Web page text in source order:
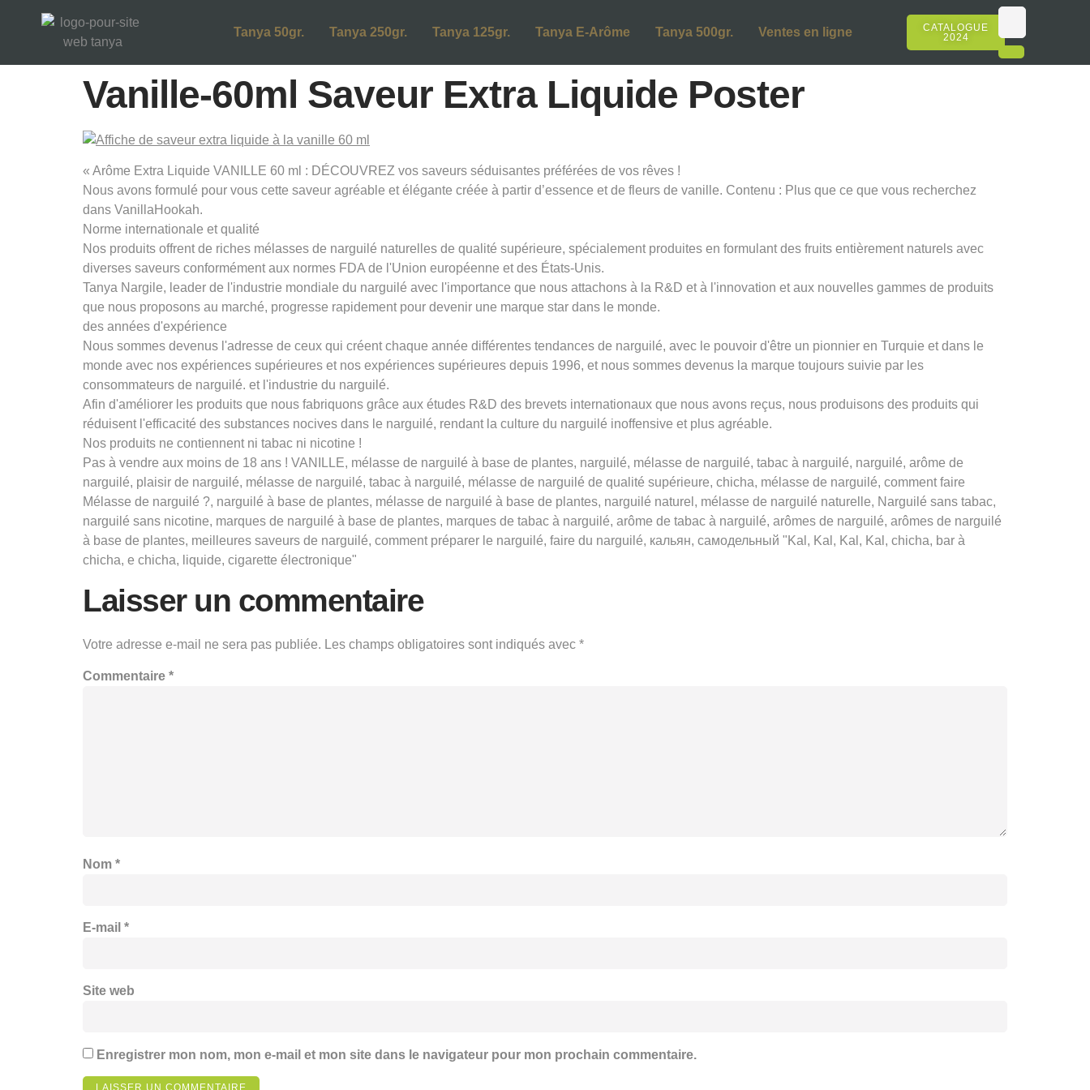
Tanya 50gr. Tanya 250gr. Tanya 125gr. Tanya E-Arôme Tanya 500gr. Ventes en ligne
CATALOGUE
2024
Vanille-60ml Saveur Extra Liquide Poster
« Arôme Extra Liquide VANILLE 60 ml : DÉCOUVREZ vos saveurs séduisantes préférées de vos rêves !
Nous avons formulé pour vous cette saveur agréable et élégante créée à partir d’essence et de fleurs de vanille. Contenu : Plus que ce que vous recherchez
dans VanillaHookah.
Norme internationale et qualité
Nos produits offrent de riches mélasses de narguilé naturelles de qualité supérieure, spécialement produites en formulant des fruits entièrement naturels avec
diverses saveurs conformément aux normes FDA de l'Union européenne et des États-Unis.
Tanya Nargile, leader de l'industrie mondiale du narguilé avec l'importance que nous attachons à la R&D et à l'innovation et aux nouvelles gammes de produits
que nous proposons au marché, progresse rapidement pour devenir une marque star dans le monde.
des années d'expérience
Nous sommes devenus l'adresse de ceux qui créent chaque année différentes tendances de narguilé, avec le pouvoir d'être un pionnier en Turquie et dans le
monde avec nos expériences supérieures et nos expériences supérieures depuis 1996, et nous sommes devenus la marque toujours suivie par les
consommateurs de narguilé. et l'industrie du narguilé.
Afin d'améliorer les produits que nous fabriquons grâce aux études R&D des brevets internationaux que nous avons reçus, nous produisons des produits qui
réduisent l'efficacité des substances nocives dans le narguilé, rendant la culture du narguilé inoffensive et plus agréable.
Nos produits ne contiennent ni tabac ni nicotine !
Pas à vendre aux moins de 18 ans ! VANILLE, mélasse de narguilé à base de plantes, narguilé, mélasse de narguilé, tabac à narguilé, narguilé, arôme de
narguilé, plaisir de narguilé, mélasse de narguilé, tabac à narguilé, mélasse de narguilé de qualité supérieure, chicha, mélasse de narguilé, comment faire
Mélasse de narguilé ?, narguilé à base de plantes, mélasse de narguilé à base de plantes, narguilé naturel, mélasse de narguilé naturelle, Narguilé sans tabac,
narguilé sans nicotine, marques de narguilé à base de plantes, marques de tabac à narguilé, arôme de tabac à narguilé, arômes de narguilé, arômes de narguilé
à base de plantes, meilleures saveurs de narguilé, comment préparer le narguilé, faire du narguilé, кальян, самодельный "Kal, Kal, Kal, Kal, chicha, bar à
chicha, e chicha, liquide, cigarette électronique"
Laisser un commentaire
Votre adresse e-mail ne sera pas publiée. Les champs obligatoires sont indiqués avec *
Commentaire *
Nom *
E-mail *
Site web
Enregistrer mon nom, mon e-mail et mon site dans le navigateur pour mon prochain commentaire.